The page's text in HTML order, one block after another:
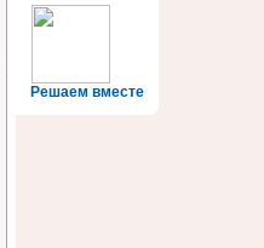
Решаем вместе